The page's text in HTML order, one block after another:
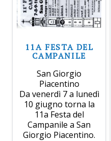
11A FESTA DEL
CAMPANILE
San Giorgio
Piacentino
Da venerdì 7 a lunedì
10 giugno torna la
11a Festa del
Campanile a San
Giorgio Piacentino.